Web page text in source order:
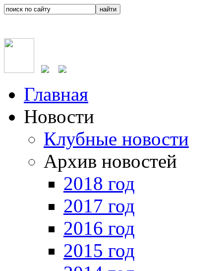
Главная
Новости
Клубные новости
Архив новостей
2018 год
2017 год
2016 год
2015 год